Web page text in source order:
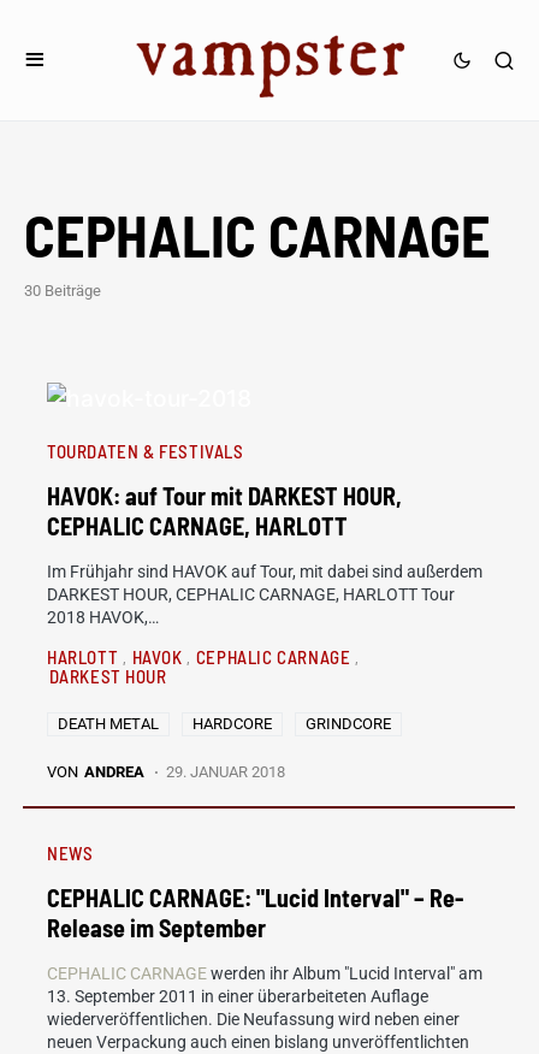
CEPHALIC CARNAGE
30 Beiträge
TOURDATEN & FESTIVALS
HAVOK: auf Tour mit DARKEST HOUR,
CEPHALIC CARNAGE, HARLOTT
Im Frühjahr sind HAVOK auf Tour, mit dabei sind außerdem
DARKEST HOUR, CEPHALIC CARNAGE, HARLOTT Tour
2018 HAVOK,…
HARLOTT HAVOK
CEPHALIC CARNAGE
DARKEST HOUR
DEATH METAL HARDCORE GRINDCORE
VON ANDREA 29. JANUAR 2018
NEWS
CEPHALIC CARNAGE: "Lucid Interval" – Re-
Release im September
CEPHALIC CARNAGEwerden ihr Album "Lucid Interval" am
13. September 2011 in einer überarbeiteten Auflage
wiederveröffentlichen. Die Neufassung wird neben einer
neuen Verpackung auch einen bislang unveröffentlichten